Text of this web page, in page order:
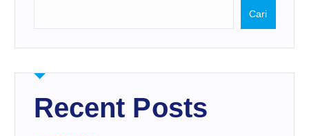
Cari
Recent Posts